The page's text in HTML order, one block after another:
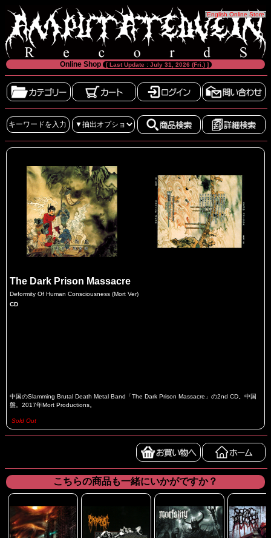
[English Online Store]
Online Shop [ Last Update : July 31, 2026 (Fri.) ]
The Dark Prison Massacre
Deformity Of Human Consciousness (Mort Ver)
CD
中国のSlamming Brutal Death Metal Band「The Dark Prison Massacre」の2nd CD。中国
盤。2017年Mort Productions。
Sold Out
こちらの商品も一緒にいかがですか？